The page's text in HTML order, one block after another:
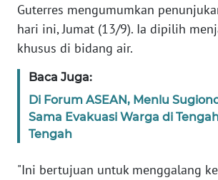
Guterres mengumumkan
hari ini, Jumat (13/9). Ia dipilih
khusus di bidang air.
Baca Juga:
Di Forum ASEAN, Menlu
Sama Evakuasi Warga di
Tengah
"Ini bertujuan untuk menggalang
BERITA
KONTAK
INFO
IKLAN
KAMI